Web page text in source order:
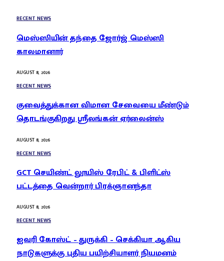
RECENT NEWS
மெஸ்ஸியின் தந்தை ஜோர்ஜ் மெஸ்ஸி
காலமானார்
AUGUST 8, 2026
RECENT NEWS
குவைத்துக்கான விமான சேவையை மீண்டும்
தொடங்குகிறது ஸ்ரீலங்கன் ஏர்லைன்ஸ்
AUGUST 8, 2026
RECENT NEWS
GCT செயிண்ட் லூயிஸ் ரேபிட் & பிளிட்ஸ்
பட்டத்தை வென்றார் பிரக்ஞானந்தா
AUGUST 8, 2026
RECENT NEWS
ஐவரி கோஸ்ட் – துருக்கி – செக்கியா ஆகிய
நாடுகளுக்கு புதிய பயிற்சியாளர் நியமனம்